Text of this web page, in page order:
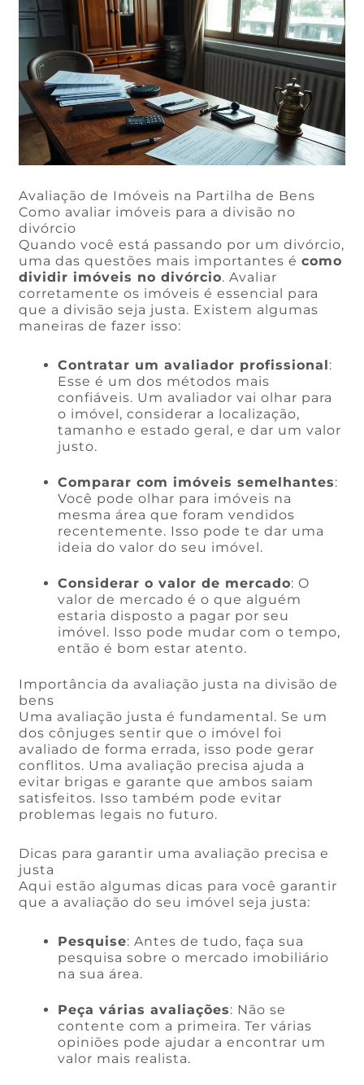
Avaliação de Imóveis na Partilha de Bens
Como avaliar imóveis para a divisão no
divórcio
Quando você está passando por um divórcio,
uma das questões mais importantes écomo
dividir imóveis no divórcio. Avaliar
corretamente os imóveis é essencial para
que a divisão seja justa. Existem algumas
maneiras de fazer isso:
Contratar um avaliador profissional:
Esse é um dos métodos mais
confiáveis. Um avaliador vai olhar para
o imóvel, considerar a localização,
tamanho e estado geral, e dar um valor
justo.
Comparar com imóveis semelhantes:
Você pode olhar para imóveis na
mesma área que foram vendidos
recentemente. Isso pode te dar uma
ideia do valor do seu imóvel.
Considerar o valor de mercado: O
valor de mercado é o que alguém
estaria disposto a pagar por seu
imóvel. Isso pode mudar com o tempo,
então é bom estar atento.
Importância da avaliação justa na divisão de
bens
Uma avaliação justa é fundamental. Se um
dos cônjuges sentir que o imóvel foi
avaliado de forma errada, isso pode gerar
conflitos. Uma avaliação precisa ajuda a
evitar brigas e garante que ambos saiam
satisfeitos. Isso também pode evitar
problemas legais no futuro.
Dicas para garantir uma avaliação precisa e
justa
Aqui estão algumas dicas para você garantir
que a avaliação do seu imóvel seja justa:
Pesquise: Antes de tudo, faça sua
pesquisa sobre o mercado imobiliário
na sua área.
Peça várias avaliações: Não se
contente com a primeira. Ter várias
opiniões pode ajudar a encontrar um
valor mais realista.